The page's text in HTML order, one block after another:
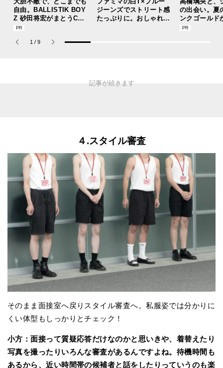
自由。BALLISTIK BOY
Z 砂田将宏がまとうCOA
CHの新作フレグランス
ナム パルファム」
ジーンズでストリート感
たっぷりに。おしゃれな
の出会い。夏
ンクゴールド
“SUMMER
1 / 9
４.スタイル審査
そのまま面接室へ戻りスタイル審査へ。私服姿では分かりに
くい体型もしっかりとチェック！
小方：面接って質疑応答だけなのかと思いきや、着替えたり
写真を撮ったりいろんな審査があるんですよね。待機時間も
あるから、近い時間帯の候補者と話をしたりっていうのも楽